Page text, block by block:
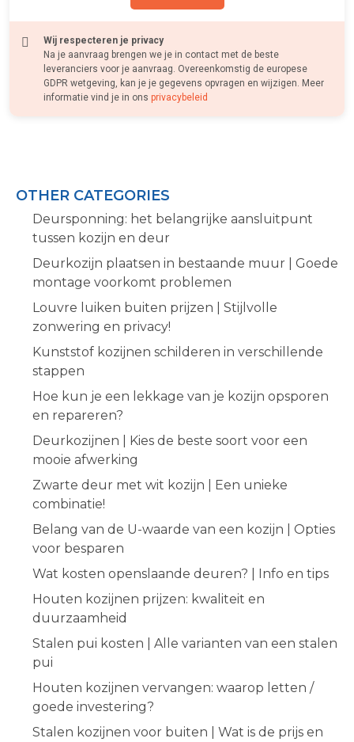
Wij respecteren je privacy
Na je aanvraag brengen we je in contact met de beste
leveranciers voor je aanvraag. Overeenkomstig de europese
GDPR wetgeving, kan je je gegevens opvragen en wijzigen. Meer
informatie vind je in ons privacybeleid
OTHER CATEGORIES
Deursponning: het belangrijke aansluitpunt
tussen kozijn en deur
Deurkozijn plaatsen in bestaande muur | Goede
montage voorkomt problemen
Louvre luiken buiten prijzen | Stijlvolle
zonwering en privacy!
Kunststof kozijnen schilderen in verschillende
stappen
Hoe kun je een lekkage van je kozijn opsporen
en repareren?
Deurkozijnen | Kies de beste soort voor een
mooie afwerking
Zwarte deur met wit kozijn | Een unieke
combinatie!
Belang van de U-waarde van een kozijn | Opties
voor besparen
Wat kosten openslaande deuren? | Info en tips
Houten kozijnen prijzen: kwaliteit en
duurzaamheid
Stalen pui kosten | Alle varianten van een stalen
pui
Houten kozijnen vervangen: waarop letten /
goede investering?
Stalen kozijnen voor buiten | Wat is de prijs en